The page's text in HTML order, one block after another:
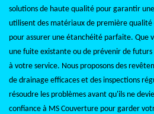
solutions de haute qualité pour garantir
utilisent des matériaux de première
pour assurer une étanchéité parfaite. Que
une fuite existante ou de prévenir de
à votre service. Nous proposons des
de drainage efficaces et des inspections
résoudre les problèmes avant qu'ils ne
confiance à MS Couverture pour garder